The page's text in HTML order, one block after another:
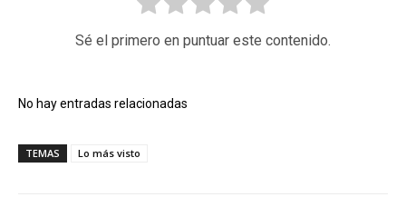
Sé el primero en puntuar este contenido.
No hay entradas relacionadas
TEMAS Lo más visto